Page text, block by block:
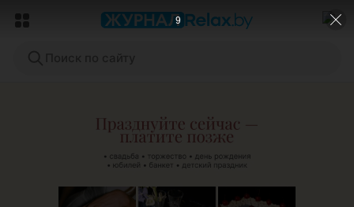
ЭФФЕКТИВНАЯ РЕКЛАМА НА САЙТЕ
7